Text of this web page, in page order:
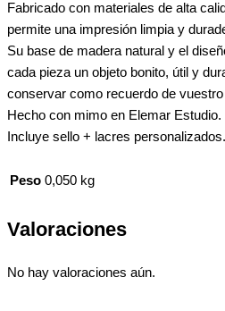
Fabricado con materiales de alta
permite una impresión limpia y
Su base de madera natural y el
cada pieza un objeto bonito, útil y
conservar como recuerdo de
Hecho con mimo en Elemar Estudio.
Incluye sello + lacres personalizados.
Peso 0,050 kg
Valoraciones
No hay valoraciones aún.